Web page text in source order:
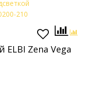
ELBI Zena Vega